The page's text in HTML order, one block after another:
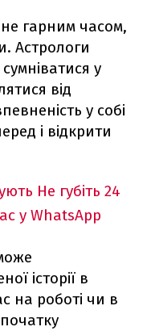
гарним часом,
Астрологи
у
від
у собі
і відкрити
Не губіть 24
у WhatsApp
історії в
на роботі чи в